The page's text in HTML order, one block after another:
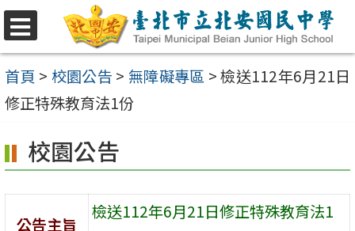
選
單
跳
至
主
要
容
區
首頁 > 校園公告 > 無障礙專區 >檢送112年6月21日
修正特殊教育法1份
校園公告
公告主旨
檢送112年6月21日修正特殊教育法1